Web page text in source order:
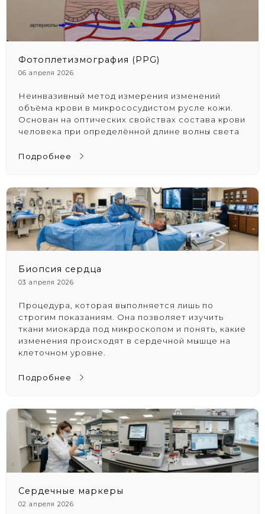
Фотоплетизмография (PPG)
06 апреля 2026
Неинвазивный метод измерения изменений
объёма крови в микрососудистом русле кожи.
Основан на оптических свойствах состава крови
человека при определённой длине волны света
Подробнее
Биопсия сердца
03 апреля 2026
Процедура, которая выполняется лишь по
строгим показаниям. Она позволяет изучить
ткани миокарда под микроскопом и понять, какие
изменения происходят в сердечной мышце на
клеточном уровне.
Подробнее
Сердечные маркеры
02 апреля 2026